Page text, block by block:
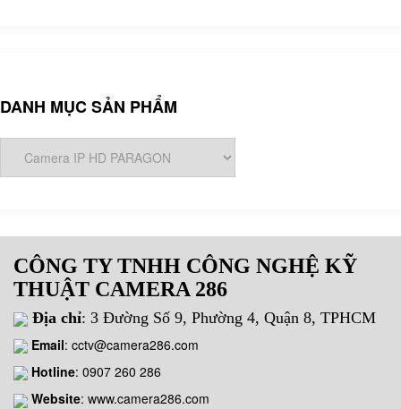
DANH MỤC SẢN PHẨM
CÔNG TY TNHH CÔNG NGHỆ KỸ
THUẬT CAMERA 286
Địa chỉ: 3 Đường Số 9, Phường 4, Quận 8, TPHCM
Email: cctv@camera286.com
Hotline: 0907 260 286
Website: www.camera286.com